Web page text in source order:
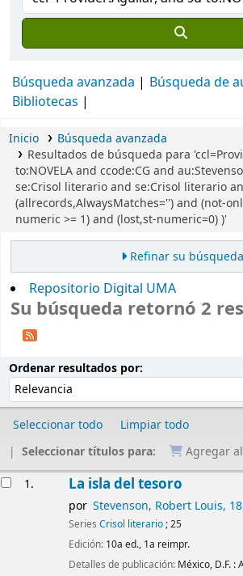
Búsqueda avanzada
Búsqueda de
Bibliotecas
Inicio
Búsqueda avanzada
Resultados de búsqueda para
to:NOVELA and ccode:CG and
se:Crisol literario and se:Crisol literario
(allrecords,AlwaysMatches='') and (not-
numeric >= 1) and (lost,st-numeric=0) )'
Refinar su búsqueda
Repositorio Digital UMA
Su búsqueda retornó 2
Ordenar resultados por:
Seleccionar todo
Limpiar todo
Seleccionar títulos para:
Agregar
1. La isla del tesoro
por Stevenson, Robert Louis,
Series Crisol literario; 25
Edición: 10a ed., 1a reimpr.
Detalles de publicación: México, D.F. :